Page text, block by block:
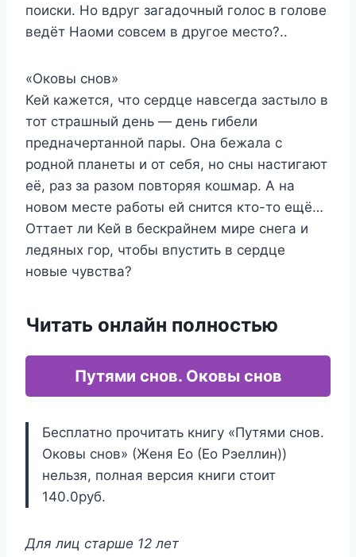
поиски. Но вдруг загадочный голос в голове
ведёт Наоми совсем в другое место?..
«Оковы снов»
Кей кажется, что сердце навсегда застыло в
тот страшный день — день гибели
предначертанной пары. Она бежала с
родной планеты и от себя, но сны настигают
её, раз за разом повторяя кошмар. А на
новом месте работы ей снится кто-то ещё…
Оттает ли Кей в бескрайнем мире снега и
ледяных гор, чтобы впустить в сердце
новые чувства?
Читать онлайн полностью
Путями снов. Оковы снов
Бесплатно прочитать книгу «Путями снов.
Оковы снов» (Женя Ео (Ео Рэеллин))
нельзя, полная версия книги стоит
140.0руб.
Для лиц старше 12 лет